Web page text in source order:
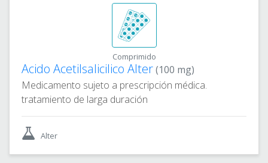
Comprimido
Acido Acetilsalicilico Alter(100 mg)
Medicamento sujeto a prescripción médica.
tratamiento de larga duración
Alter